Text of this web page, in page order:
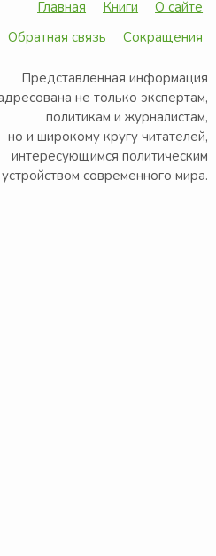
Главная Книги
О сайте
Обратная связь
Сокращения
Представленная информация
не только экспертам,
политикам и журналистам,
но и широкому кругу читателей,
интересующимся политическим
устройством современного мира.